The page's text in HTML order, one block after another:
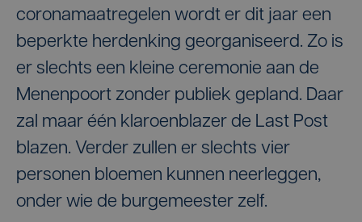
coronamaatregelen wordt er dit jaar een
beperkte herdenking georganiseerd. Zo is
er slechts een kleine ceremonie aan de
Menenpoort zonder publiek gepland. Daar
zal maar één klaroenblazer de Last Post
blazen. Verder zullen er slechts vier
personen bloemen kunnen neerleggen,
onder wie de burgemeester zelf.